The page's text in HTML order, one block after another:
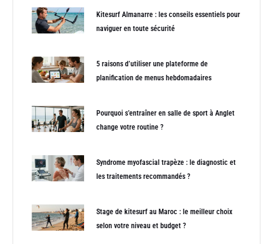
Kitesurf Almanarre : les conseils essentiels pour
naviguer en toute sécurité
5 raisons d’utiliser une plateforme de
planification de menus hebdomadaires
Pourquoi s’entraîner en salle de sport à Anglet
change votre routine ?
Syndrome myofascial trapèze : le diagnostic et
les traitements recommandés ?
Stage de kitesurf au Maroc : le meilleur choix
selon votre niveau et budget ?